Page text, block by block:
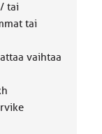
tai
tai
vaihtaa